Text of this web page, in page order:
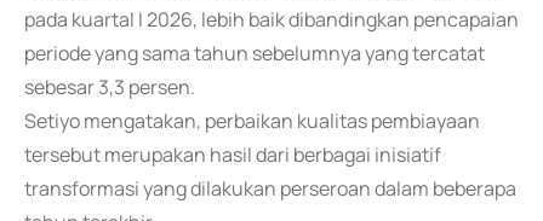
pada kuartal I 2026, lebih baik dibandingkan pencapaian
periode yang sama tahun sebelumnya yang tercatat
sebesar 3,3 persen.
Setiyo mengatakan, perbaikan kualitas pembiayaan
tersebut merupakan hasil dari berbagai inisiatif
transformasi yang dilakukan perseroan dalam beberapa